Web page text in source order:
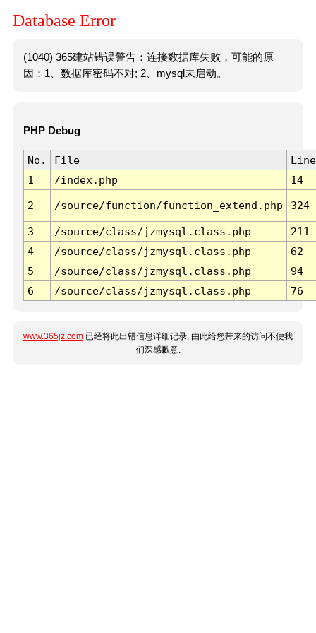
Database Error
(1040) 365建站错误警告：连接数据库失败，可能的原
因：1、数据库密码不对; 2、mysql未启动。
PHP Debug
No. File
Line
1
/index.php 14
2 /source/function/function_extend.php 324
3 /source/class/jzmysql.class.php
211
4
/source/class/jzmysql.class.php
62
5
/source/class/jzmysql.class.php
94
6
/source/class/jzmysql.class.php 76
www.365jz.com 已经将此出错信息详细记录, 由此给您带来的访问不便我
们深感歉意.